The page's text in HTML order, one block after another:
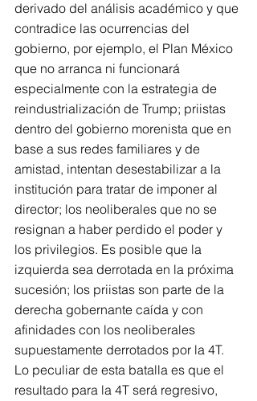
derivado del análisis académico y que
contradice las ocurrencias del
gobierno, por ejemplo, el Plan México
que no arranca ni funcionará
especialmente con la estrategia de
reindustrialización de Trump; priistas
dentro del gobierno morenista que en
base a sus redes familiares y de
amistad, intentan desestabilizar a la
institución para tratar de imponer al
director; los neoliberales que no se
resignan a haber perdido el poder y
los privilegios. Es posible que la
izquierda sea derrotada en la próxima
sucesión; los priistas son parte de la
derecha gobernante caída y con
afinidades con los neoliberales
supuestamente derrotados por la 4T.
Lo peculiar de esta batalla es que el
resultado para la 4T será regresivo,